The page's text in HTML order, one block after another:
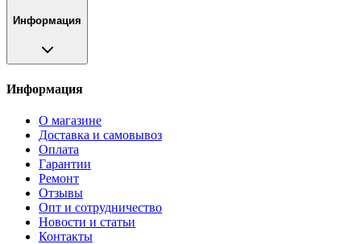
Информация
Информация
О магазине
Доставка и самовывоз
Оплата
Гарантии
Ремонт
Отзывы
Опт и сотрудничество
Новости и статьи
Контакты